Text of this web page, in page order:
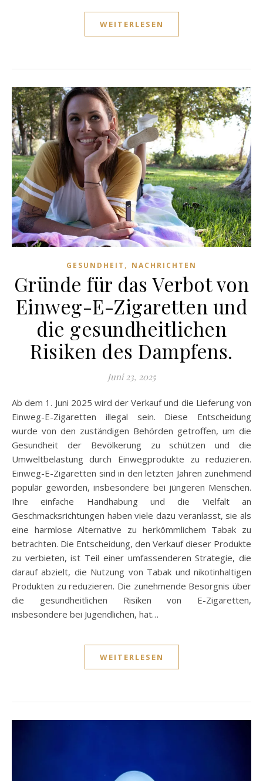
WEITERLESEN
GESUNDHEIT , NACHRICHTEN
Gründe für das Verbot von
Einweg-E-Zigaretten und
die gesundheitlichen
Risiken des Dampfens.
Juni 23, 2025
Ab dem 1. Juni 2025 wird der Verkauf und die Lieferung von
Einweg-E-Zigaretten illegal sein. Diese Entscheidung
wurde von den zuständigen Behörden getroffen, um die
Gesundheit der Bevölkerung zu schützen und die
Umweltbelastung durch Einwegprodukte zu reduzieren.
Einweg-E-Zigaretten sind in den letzten Jahren zunehmend
populär geworden, insbesondere bei jüngeren Menschen.
Ihre einfache Handhabung und die Vielfalt an
Geschmacksrichtungen haben viele dazu veranlasst, sie als
eine harmlose Alternative zu herkömmlichem Tabak zu
betrachten. Die Entscheidung, den Verkauf dieser Produkte
zu verbieten, ist Teil einer umfassenderen Strategie, die
darauf abzielt, die Nutzung von Tabak und nikotinhaltigen
Produkten zu reduzieren. Die zunehmende Besorgnis über
die gesundheitlichen Risiken von E-Zigaretten,
insbesondere bei Jugendlichen, hat…
WEITERLESEN